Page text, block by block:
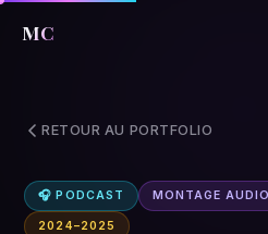
MC
RETOUR AU PORTFOLIO
🎧 PODCAST MONTAGE AUDIO
2024–2025